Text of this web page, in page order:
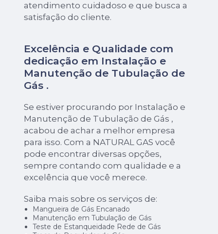
atendimento cuidadoso e que busca a
satisfação do cliente.
Excelência e Qualidade com
dedicação em Instalação e
Manutenção de Tubulação de
Gás .
Se estiver procurando por Instalação e
Manutenção de Tubulação de Gás ,
acabou de achar a melhor empresa
para isso. Com a NATURAL GAS você
pode encontrar diversas opções,
sempre contando com qualidade e a
excelência que você merece.
Saiba mais sobre os serviços de:
Mangueira de Gás Encanado
Manutenção em Tubulação de Gás
Teste de Estanqueidade Rede de Gás